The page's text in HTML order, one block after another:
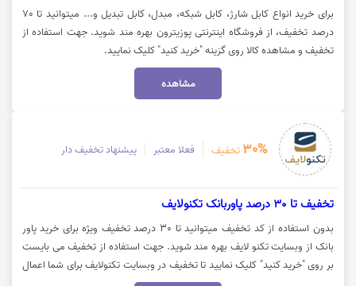
برای خرید انواع کابل شارژ، کابل شبکه، مبدل، کابل تبدیل و... میتوانید تا 70
درصد تخفیف، از فروشگاه اینترنتی پوزیترون بهره مند شوید. جهت استفاده از
تخفیف و مشاهده کالا روی گزینه "خرید کنید" کلیک نمایید.
مشاهده
30% تخفیف فعلا معتبر پیشنهاد تخفیف دار
تخفیف تا 30 درصد پاوربانک تکنولایف
بدون استفاده از کد تخفیف میتوانید تا 30 درصد تخفیف ویژه برای خرید پاور
بانک از وبسایت تکنو لایف بهره مند شوید. جهت استفاده از تخفیف می بایست
بر روی "خرید کنید" کلیک نمایید تا تخفیف در وبسایت تکنولایف برای شما اعمال